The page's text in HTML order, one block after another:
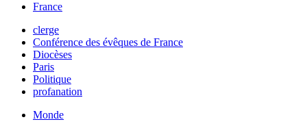
France
clerge
Conférence des évêques de France
Diocèses
Paris
Politique
profanation
Monde